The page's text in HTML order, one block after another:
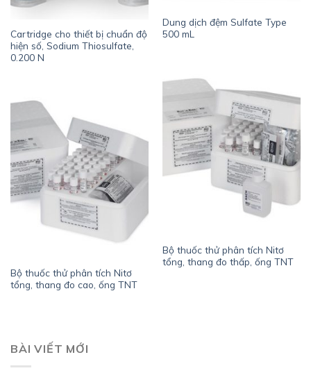
Dung dịch đệm Sulfate Type
500 mL
Cartridge cho thiết bị chuẩn độ
hiện số, Sodium Thiosulfate,
0.200 N
Bộ thuốc thử phân tích Nitơ
tổng, thang đo thấp, ống TNT
Bộ thuốc thử phân tích Nitơ
tổng, thang đo cao, ống TNT
BÀI VIẾT MỚI